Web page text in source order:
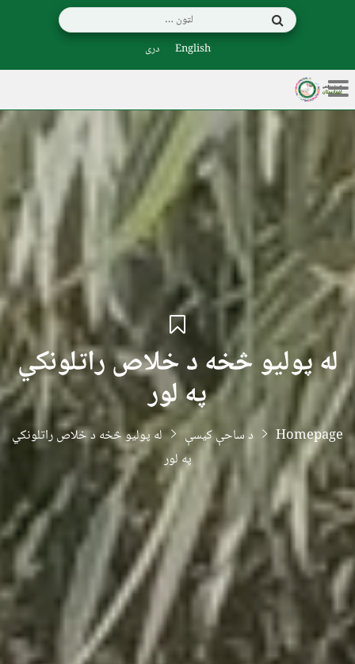
English دری
له پولیو څخه د خلاص راتلونکي
په لور
Homepage د ساحې کیسې
له پولیو څخه د خلاص راتلونکي
په لور